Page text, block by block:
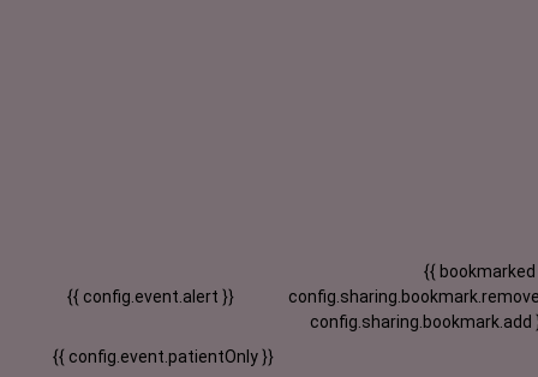
{{ config.event.alert }}
{{ bookmarked
config.sharing.bookmark.add
{{ config.event.patientOnly }}